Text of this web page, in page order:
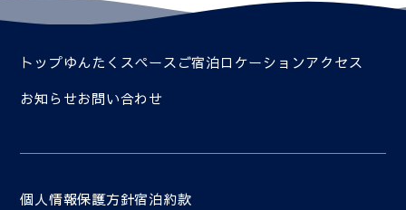
トップゆんたくスペースご宿泊ロケーションアクセス
お知らせお問い合わせ
個人情報保護方針宿泊約款